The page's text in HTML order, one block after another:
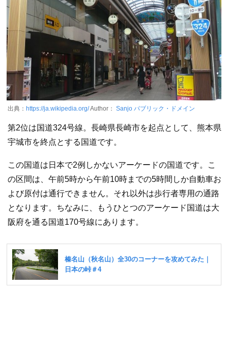
出典： https://ja.wikipedia.org/Author： Sanjo パブリック・ドメイン
第2位は国道324号線。長崎県長崎市を起点として、熊本県
宇城市を終点とする国道です。
この国道は日本で2例しかないアーケードの国道です。こ
の区間は、午前5時から午前10時までの5時間しか自動車お
よび原付は通行できません。それ以外は歩行者専用の通路
となります。ちなみに、もうひとつのアーケード国道は大
阪府を通る国道170号線にあります。